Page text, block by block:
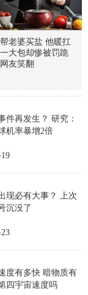
帮老婆买盐 他暖扛
一大包却惨被罚跪
网友笑翻
件再发生？ 研究：
机率暴增2倍
现必有大事？ 上次
沉没了
度有多快 暗物质有
四宇宙速度吗